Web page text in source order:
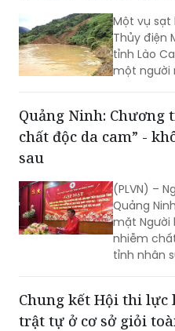
Một vụ sạt
Thủy điện
tỉnh Lào
một người
Quảng Ninh: Chương
chất độc da cam” -
sau
(PLVN) –
Quảng
mặt Người
nhiễm
tỉnh nhân
trào “Vì
Chung kết Hội thi lực
trật tự ở cơ sở giỏi